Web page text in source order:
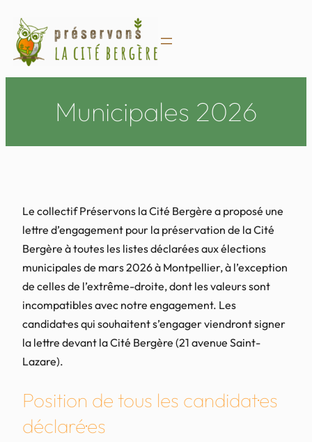
contenu
Municipales 2026
Le collectif Préservons la Cité Bergère a proposé une
lettre d’engagement pour la préservation de la Cité
Bergère à toutes les listes déclarées aux élections
municipales de mars 2026 à Montpellier, à l’exception
de celles de l’extrême-droite, dont les valeurs sont
incompatibles avec notre engagement. Les
candidat·es qui souhaitent s’engager viendront signer
la lettre devant la Cité Bergère (21 avenue Saint-
Lazare).
Position de tous les candidat·es
déclaré·es